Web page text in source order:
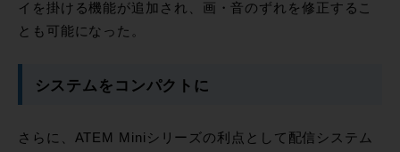
イを掛ける機能が追加され、画・音のずれを修正するこ
とも可能になった。
システムをコンパクトに
さらに、ATEM Miniシリーズの利点として配信システム